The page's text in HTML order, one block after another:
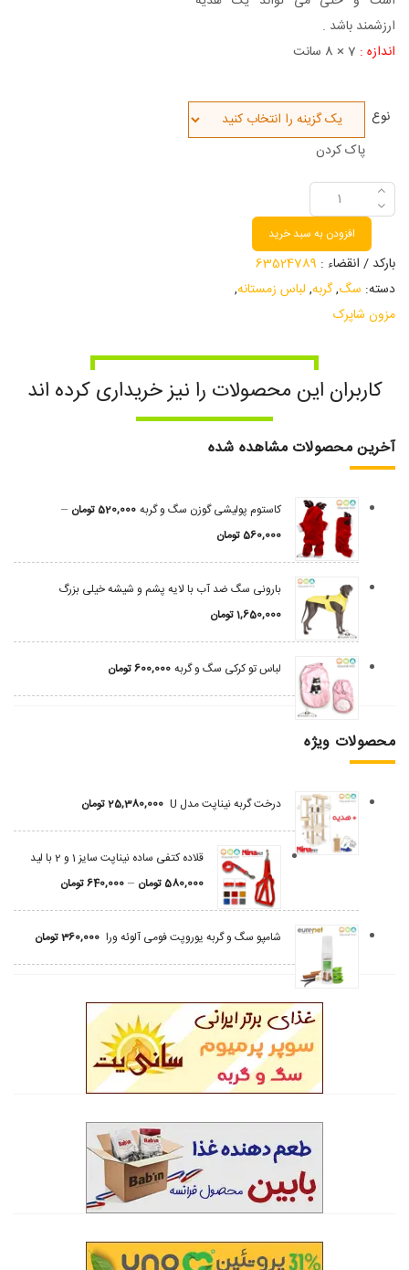
ارزشمند باشد .
اندازه :
نوع
پاک کردن
افزودن به سبد خرید
بارکد / انقضاء : 63524789
دسته: سگ,گربه, لباس زمستانه,
مزون شاپرک
کاربران این محصولات را نیز خریداری کرده اند
آخرین محصولات مشاهده شده
کاستوم پولیشی گوزن سگ و گربه 520,000تومان –
560,000تومان
بارونی سگ ضد آب با لایه پشم و شیشه خیلی بزرگ
1,650,000تومان
لباس تو کرکی سگ و گربه 600,000تومان
محصولات ویژه
درخت گربه نیناپت مدل U 25,380,000تومان
قلاده کتفی ساده نیناپت سایز 1 و 2 با لید
580,000تومان –
640,000تومان
شامپو سگ و گربه یوروپت فومی آلوئه ورا 360,000تومان